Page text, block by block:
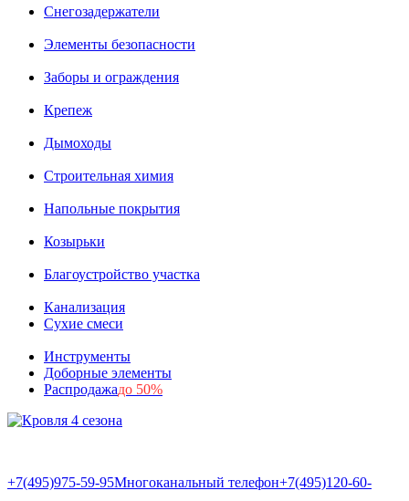
Снегозадержатели
Элементы безопасности
Заборы и ограждения
Крепеж
Дымоходы
Строительная химия
Напольные покрытия
Козырьки
Благоустройство участка
Канализация
Сухие смеси
Инструменты
Доборные элементы
Распродажадо 50%
+7(495)975-59-95Многоканальный телефон+7(495)120-60-